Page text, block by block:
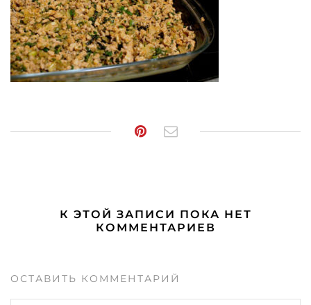
К ЭТОЙ ЗАПИСИ ПОКА НЕТ
КОММЕНТАРИЕВ
ОСТАВИТЬ КОММЕНТАРИЙ